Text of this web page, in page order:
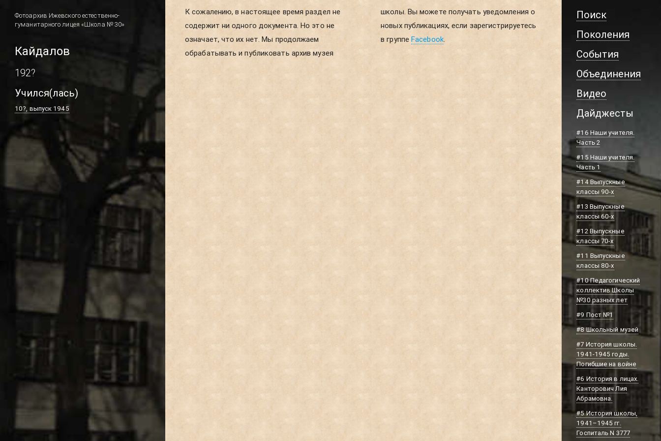
Фотоархив Ижевского естественно-
гуманитарного лицея «Школа № 30»
Кайдалов
192?
Учился(лась)
10?, выпуск 1945
К сожалению, в настоящее время раздел не
содержит ни одного документа. Но это не
означает, что их нет. Мы продолжаем
обрабатывать и публиковать архив музея
школы. Вы можете получать уведомления о
новых публикациях, если зарегистрируетесь
в группеFacebook.
Поиск
Поколения
События
Объединения
Видео
Дайджесты
#16 Наши учителя.
Часть 2
#15 Наши учителя.
Часть 1
#14 Выпускные
классы 90-х
#13 Выпускные
классы 60-х
#12 Выпускные
классы 70-х
#11 Выпускные
классы 80-х
#10 Педагогический
коллектив Школы
№30 разных лет
#9 Пост №1
#8 Школьный музей
#7 История школы.
1941-1945 годы.
Погибшие на войне
#6 История в лицах.
Канторович Лия
Абрамовна.
#5 История школы,
1941–1945 гг.
Госпиталь N 3777